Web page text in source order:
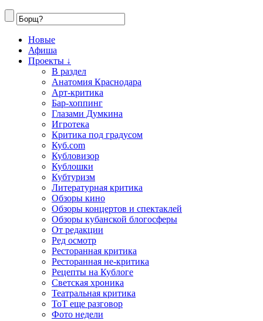
Новые
Афиша
Проекты ↓
В раздел
Анатомия Краснодара
Арт-критика
Бар-хоппинг
Глазами Думкина
Игротека
Критика под градусом
Куб.com
Кубловизор
Кублошки
Кубтуризм
Литературная критика
Обзоры кино
Обзоры концертов и спектаклей
Обзоры кубанской блогосферы
От редакции
Ред осмотр
Ресторанная критика
Ресторанная не-критика
Рецепты на Кублоге
Светская хроника
Театральная критика
ТоТ еще разговор
Фото недели